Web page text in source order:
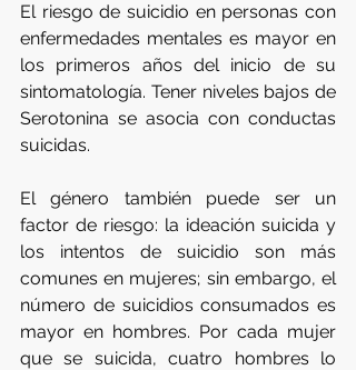
El riesgo de suicidio en personas con
enfermedades mentales es mayor en
los primeros años del inicio de su
sintomatología. Tener niveles bajos de
Serotonina se asocia con conductas
suicidas.
El género también puede ser un
factor de riesgo: la ideación suicida y
los intentos de suicidio son más
comunes en mujeres; sin embargo, el
número de suicidios consumados es
mayor en hombres. Por cada mujer
que se suicida, cuatro hombres lo